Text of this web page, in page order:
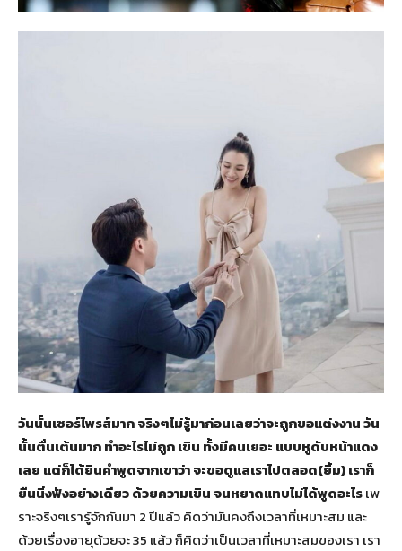
วันนั้นเซอร์ไพรส์มาก จริงๆไม่รู้มาก่อนเลยว่าจะถูกขอแต่งงาน วัน
นั้นตื่นเต้นมาก ทำอะไรไม่ถูก เขิน ทั้งมีคนเยอะ แบบหูดับหน้าแดง
เลย แต่ก็ได้ยินคำพูดจากเขาว่า จะขอดูแลเราไปตลอด(ยิ้ม) เราก็
ยืนนิ่งฟังอย่างเดียว ด้วยความเขิน จนหยาดแทบไม่ได้พูดอะไรเพ
ราะจริงๆเรารู้จักกันมา 2 ปีแล้ว คิดว่ามันคงถึงเวลาที่เหมาะสม และ
ด้วยเรื่องอายุด้วยจะ 35 แล้ว ก็คิดว่าเป็นเวลาที่เหมาะสมของเรา เรา